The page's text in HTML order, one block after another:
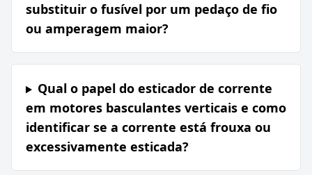
substituir o fusível por um pedaço de fio
ou amperagem maior?
Qual o papel do esticador de corrente
em motores basculantes verticais e como
identificar se a corrente está frouxa ou
excessivamente esticada?